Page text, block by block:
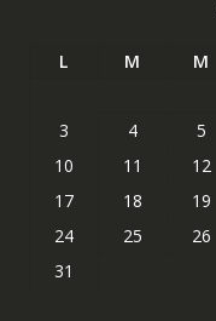
L M M
3
4 5
10
11 12
17
18 19
24
25 26
31